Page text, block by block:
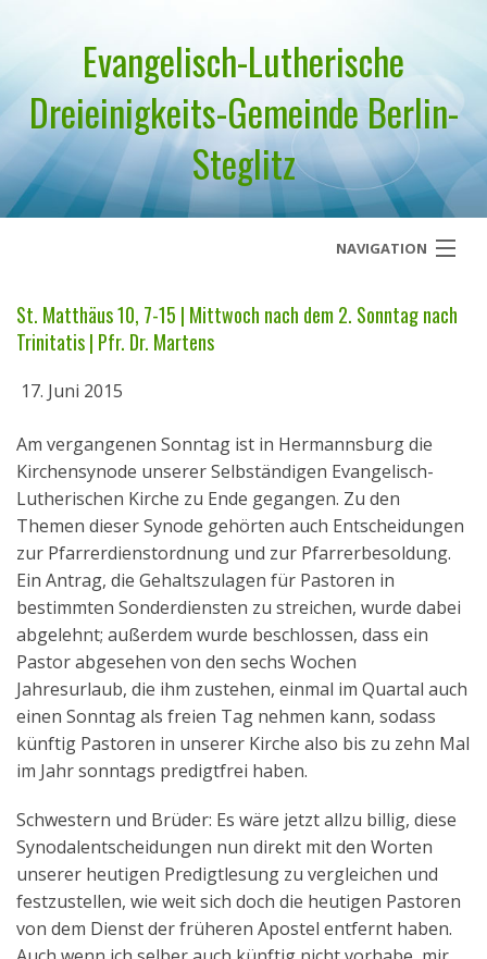
Evangelisch-Lutherische
Dreieinigkeits-Gemeinde Berlin-
Steglitz
NAVIGATION
Über uns
Geistliches Wort
Termine
Aktuelles
Kontakt
English
St. Matthäus 10, 7-15 | Mittwoch nach dem 2. Sonntag nach
Trinitatis | Pfr. Dr. Martens
17. Juni 2015
Am vergangenen Sonntag ist in Hermannsburg die
Kirchensynode unserer Selbständigen Evangelisch-
Lutherischen Kirche zu Ende gegangen. Zu den
Themen dieser Synode gehörten auch Entscheidungen
zur Pfarrerdienstordnung und zur Pfarrerbesoldung.
Ein Antrag, die Gehaltszulagen für Pastoren in
bestimmten Sonderdiensten zu streichen, wurde dabei
abgelehnt; außerdem wurde beschlossen, dass ein
Pastor abgesehen von den sechs Wochen
Jahresurlaub, die ihm zustehen, einmal im Quartal auch
einen Sonntag als freien Tag nehmen kann, sodass
künftig Pastoren in unserer Kirche also bis zu zehn Mal
im Jahr sonntags predigtfrei haben.
Schwestern und Brüder: Es wäre jetzt allzu billig, diese
Synodalentscheidungen nun direkt mit den Worten
unserer heutigen Predigtlesung zu vergleichen und
festzustellen, wie weit sich doch die heutigen Pastoren
von dem Dienst der früheren Apostel entfernt haben.